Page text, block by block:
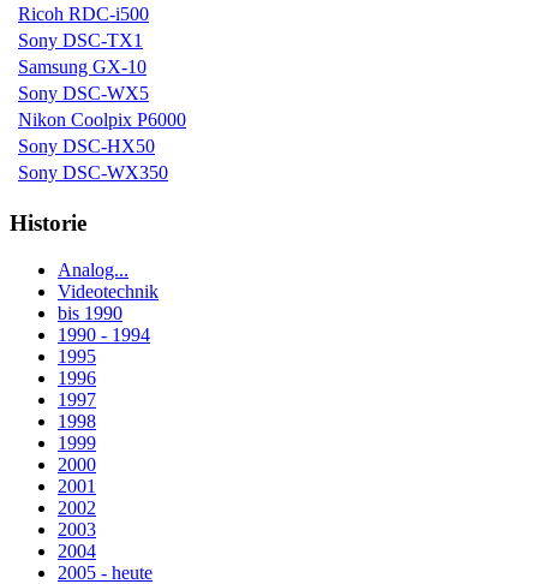
Ricoh RDC-i500
Sony DSC-TX1
Samsung GX-10
Sony DSC-WX5
Nikon Coolpix P6000
Sony DSC-HX50
Sony DSC-WX350
Historie
Analog...
Videotechnik
bis 1990
1990 - 1994
1995
1996
1997
1998
1999
2000
2001
2002
2003
2004
2005 - heute